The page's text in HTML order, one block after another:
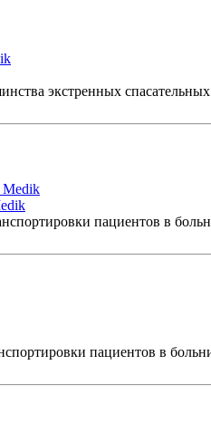
экстренных
пациентов в
пациентов в